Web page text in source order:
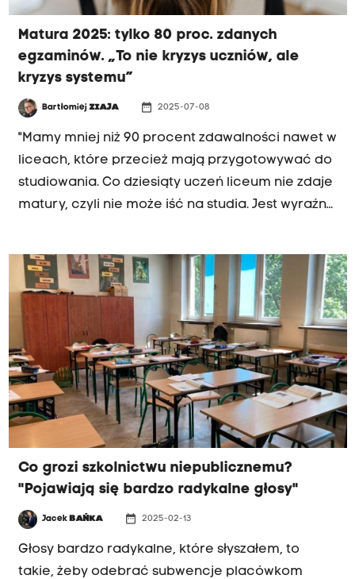
Matura 2025: tylko 80 proc. zdanych
egzaminów. „To nie kryzys uczniów, ale
kryzys systemu”
BartłomiejZIAJA date_range 2025-07-08
"Mamy mniej niż 90 procent zdawalności nawet w
liceach, które przecież mają przygotowywać do
studiowania. Co dziesiąty uczeń liceum nie zdaje
matury, czyli nie może iść na studia. Jest wyraźny
zatrważającego. Matematyka na poziomie
podstawowym jest tak prosta, że przeciętny
uczeń ósmej klasy szkoły podstawowej jest w
stanie zdać ją na 70 procent - mówi dr. Jerzy
Lackowski, były małopolski kurator oświaty i
emerytowany dyrektor Studium
Pedagogicznego UJ. Tegoroczną maturę zdało
80 proc. uczniów – poinformowała Centralna
Komisja Egzaminacyjna. To spadek w porównaniu
z rokiem 2024 (84 proc.) i 2023 (89 proc.).
Co grozi szkolnictwu niepublicznemu?
"Pojawiają się bardzo radykalne głosy"
Jacek BAŃKA date_range 2025-02-13
Głosy bardzo radykalne, które słyszałem, to
takie, żeby odebrać subwencje placówkom